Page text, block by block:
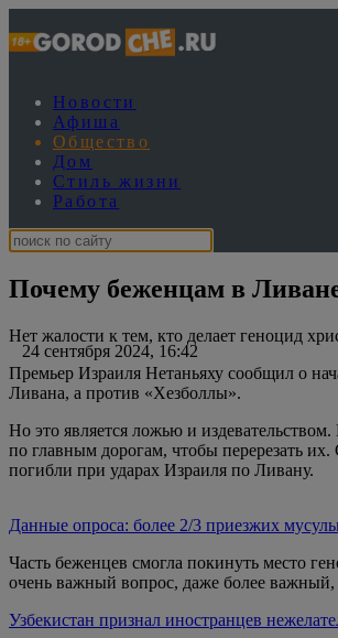
Новости
Афиша
Общество
Дом
Стиль жизни
Работа
Почему беженцам в
24 сентября 2024, 16:42
Нет жалости к тем, кто делает геноцид
Премьер Израиля Нетаньяху сообщил о
Ливана, а против «Хезболлы».
Но это является ложью и
по главным дорогам, чтобы перерезать
погибли при ударах Израиля по Ливану.
Данные опроса: более 2/3 приезжих
Часть беженцев смогла покинуть место
очень важный вопрос, даже более важный,
Узбекистан признал иностранцев